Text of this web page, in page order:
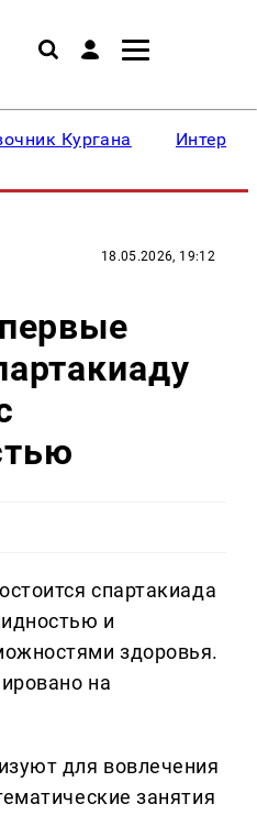
Кургана
18.05.2026, 19:12
спартакиада
и
здоровья.
на
для вовлечения
занятия